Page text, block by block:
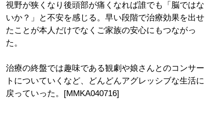
視野が狭くなり後頭部が痛くなれば誰でも「脳ではな
いか？」と不安を感じる。早い段階で治療効果を出せ
たことが本人だけでなくご家族の安心にもつながっ
た。
治療の終盤では趣味である観劇や娘さんとのコンサー
トについていくなど、どんどんアグレッシブな生活に
戻っていった。[MMKA040716]